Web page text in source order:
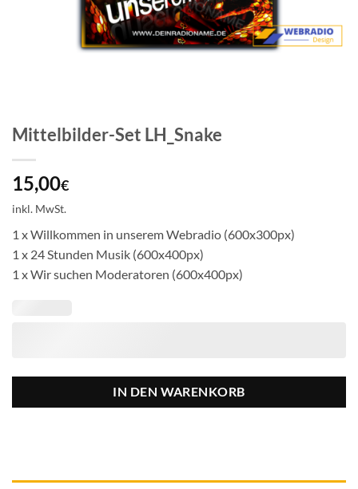
Mittelbilder-Set LH_Snake
15,00€
inkl. MwSt.
1 x Willkommen in unserem Webradio (600x300px)
1 x 24 Stunden Musik (600x400px)
1 x Wir suchen Moderatoren (600x400px)
IN DEN WARENKORB